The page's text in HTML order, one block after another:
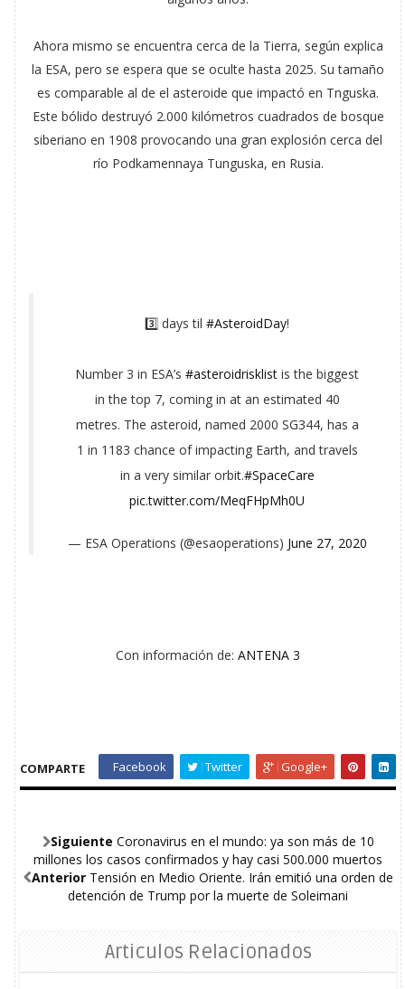
Ahora mismo se encuentra cerca de la Tierra, según explica
la ESA, pero se espera que se oculte hasta 2025. Su tamaño
es comparable al de el asteroide que impactó en Tnguska.
Este bólido destruyó 2.000 kilómetros cuadrados de bosque
siberiano en 1908 provocando una gran explosión cerca del
río Podkamennaya Tunguska, en Rusia.
3️⃣ days til#AsteroidDay!
Number 3 in ESA’s#asteroidrisklist is the biggest
in the top 7, coming in at an estimated 40
metres. The asteroid, named 2000 SG344, has a
1 in 1183 chance of impacting Earth, and travels
in a very similar orbit.#SpaceCare
pic.twitter.com/MeqFHpMh0U
— ESA Operations (@esaoperations) June 27, 2020
Con información de:ANTENA 3
COMPARTE Facebook Twitter Google+
Siguiente Coronavirus en el mundo: ya son más de 10
millones los casos confirmados y hay casi 500.000 muertos
Anterior Tensión en Medio Oriente. Irán emitió una orden de
detención de Trump por la muerte de Soleimani
Articulos Relacionados